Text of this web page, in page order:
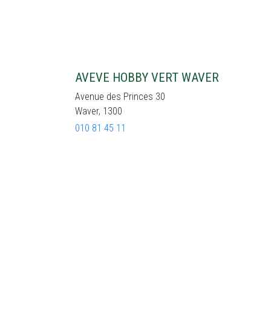
AVEVE HOBBY VERT WAVER
Avenue des Princes 30
Waver, 1300
010 81 45 11